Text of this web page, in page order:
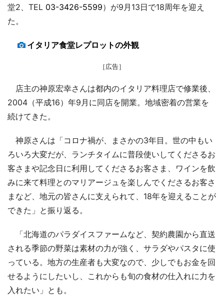
堂2、TEL 03-3426-5599）が9月13日で18周年を迎え
た。
イタリア食堂レプロットの外観
［広告］
店主の神原宏幸さんは都内のイタリア料理店で修業後、
2004（平成16）年9月に同店を開業。地域密着の営業を
続けてきた。
神原さんは「コロナ禍が、まさかの3年目。世の中もい
ろいろ大変だが、ランチタイムに普段使いしてくださるお
客さまや記念日に利用してくださるお客さま、ワインを飲
みに来て料理とのマリアージュを楽しんでくださるお客さ
まなど、地元の皆さんに支えられて、18年を迎えることが
できた」と振り返る。
「北海道のパラダイスファームなど、契約農園から直送
される季節の野菜は素材の力が強く、サラダやパスタに使
っている。地方の生産者も大変なので、少しでもお金を回
せるようにしたいし、これからも旬の食材の仕入れに力を
入れたい」とも。